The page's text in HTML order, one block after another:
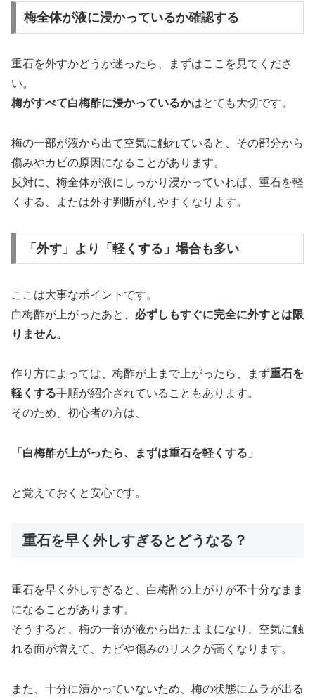
梅全体が液に浸かっているか確認する
重石を外すかどうか迷ったら、まずはここを見てくださ
い。
梅がすべて白梅酢に浸かっているかはとても大切です。
梅の一部が液から出て空気に触れていると、その部分から
傷みやカビの原因になることがあります。
反対に、梅全体が液にしっかり浸かっていれば、重石を軽
くする、または外す判断がしやすくなります。
「外す」より「軽くする」場合も多い
ここは大事なポイントです。
白梅酢が上がったあと、 必ずしもすぐに完全に外すとは限
りません。
作り方によっては、梅酢が上まで上がったら、まず重石を
軽くする手順が紹介されていることもあります。
そのため、初心者の方は、
「白梅酢が上がったら、まずは重石を軽くする」
と覚えておくと安心です。
重石を早く外しすぎるとどうなる？
重石を早く外しすぎると、白梅酢の上がりが不十分なまま
になることがあります。
そうすると、梅の一部が液から出たままになり、空気に触
れる面が増えて、カビや傷みのリスクが高くなります。
また、十分に漬かっていないため、梅の状態にムラが出る